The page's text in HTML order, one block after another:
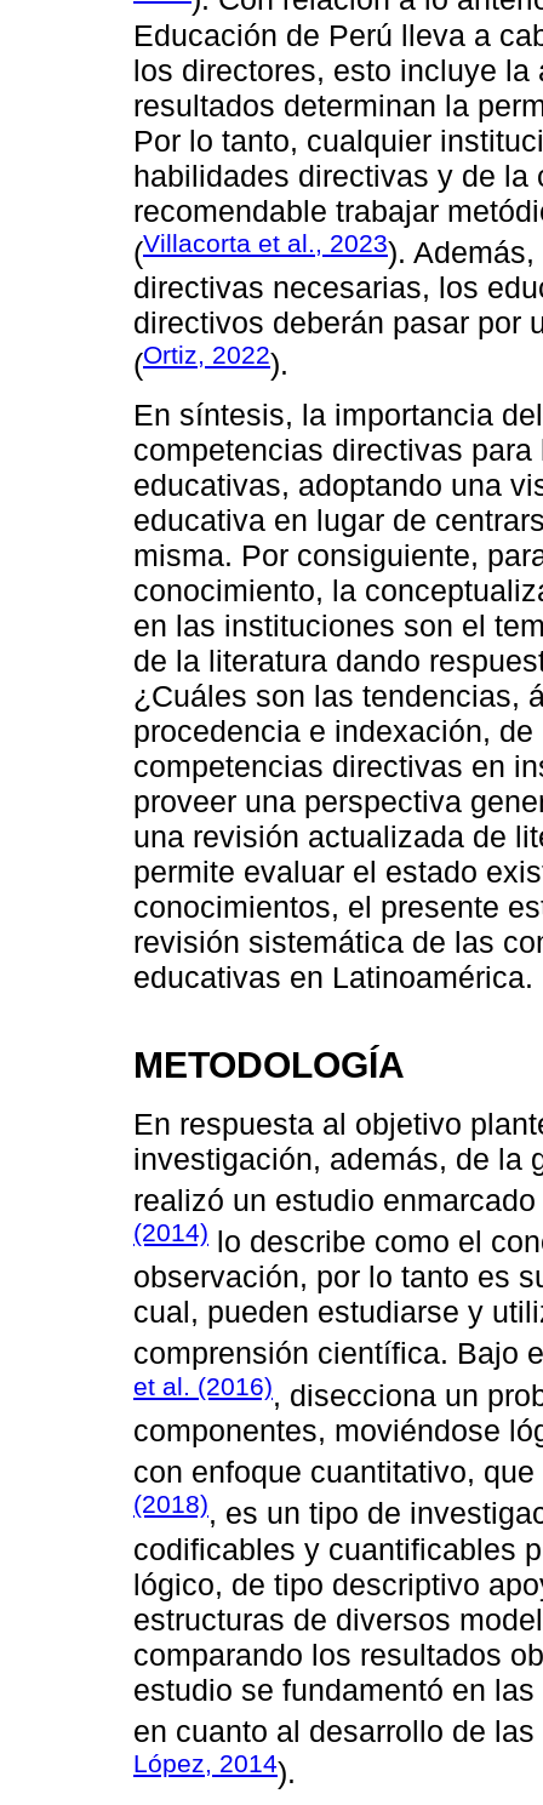
Educación de Perú lleva a
los directores, esto incluye
resultados determinan la
Por lo tanto, cualquier
habilidades directivas y de
recomendable trabajar
(Villacorta et al., 2023).
directivas necesarias, los
directivos deberán pasar por
(Ortiz, 2022).
En síntesis, la importancia
competencias directivas
educativas, adoptando una
educativa en lugar de
misma. Por consiguiente,
conocimiento, la
en las instituciones son el
de la literatura dando
¿Cuáles son las tendencias,
procedencia e indexación,
competencias directivas en
proveer una perspectiva
una revisión actualizada de
permite evaluar el estado
conocimientos, el presente
revisión sistemática de las
educativas en Latinoamérica.
METODOLOGÍA
En respuesta al objetivo
investigación, además, de la
realizó un estudio
(2014) lo describe como el
observación, por lo tanto es
cual, pueden estudiarse y
comprensión científica. Bajo
et al. (2016), disecciona un
componentes, moviéndose
con enfoque cuantitativo,
(2018), es un tipo de
codificables y cuantificables
lógico, de tipo descriptivo
estructuras de diversos
comparando los resultados
estudio se fundamentó en
en cuanto al desarrollo de
López, 2014).